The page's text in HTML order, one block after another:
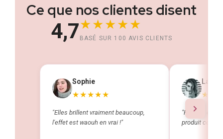
Ce que nos clientes disent
4,7★★★★★
BASÉ SUR 100 AVIS CLIENTS
Sophie
★★★★★
"Elles brillent vraiment beaucoup,
l'effet est waouh en vrai !"
La
"Reçues en
produit